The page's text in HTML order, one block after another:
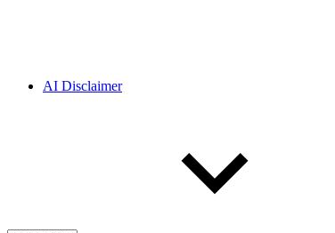
AI Disclaimer